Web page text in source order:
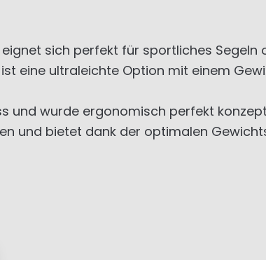
eignet sich perfekt für sportliches
eine ultraleichte Option mit einem
und wurde ergonomisch perfekt
und bietet dank der optimalen